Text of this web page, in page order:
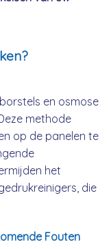
en osmose
methode
op de panelen te
het
die
Fouten